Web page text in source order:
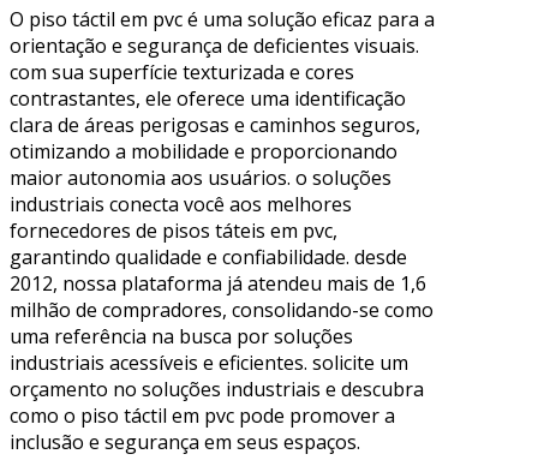
O piso táctil em pvc é uma solução eficaz para a
orientação e segurança de deficientes visuais.
com sua superfície texturizada e cores
contrastantes, ele oferece uma identificação
clara de áreas perigosas e caminhos seguros,
otimizando a mobilidade e proporcionando
maior autonomia aos usuários. o soluções
industriais conecta você aos melhores
fornecedores de pisos táteis em pvc,
garantindo qualidade e confiabilidade. desde
2012, nossa plataforma já atendeu mais de 1,6
milhão de compradores, consolidando-se como
uma referência na busca por soluções
industriais acessíveis e eficientes. solicite um
orçamento no soluções industriais e descubra
como o piso táctil em pvc pode promover a
inclusão e segurança em seus espaços.